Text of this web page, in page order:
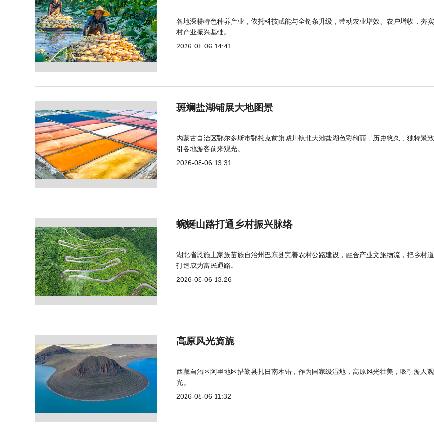
各地深耕特色种养产业，依托科技赋能与全链条升级，带动农业增效、农户增收，夯
村产业振兴基础。
2026-08-06 14:41
斑斓盐湖铺展大地图景
内蒙古自治区鄂尔多斯市鄂托克前旗城川镇北大池盐湖色彩绚丽，历史悠久，独特景
引各地游客前来观光。
2026-08-06 13:31
蜿蜒山路打通乡村振兴脉络
湖北省恩施土家族苗族自治州巴东县完善农村公路建设，融合产业文旅物流，把乡村
打造成为富民通路。
2026-08-06 13:26
高原风光旖旎
西藏自治区阿里地区措勤县扎日南木错，作为国家级湿地，高原风光壮美，吸引游人观
光。
2026-08-06 11:32